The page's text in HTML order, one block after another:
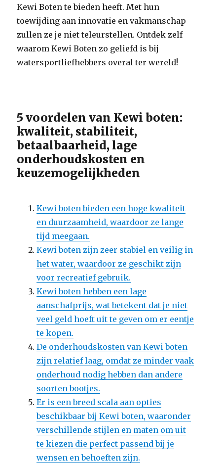
Kewi Boten te bieden heeft. Met hun
toewijding aan innovatie en vakmanschap
zullen ze je niet teleurstellen. Ontdek zelf
waarom Kewi Boten zo geliefd is bij
watersportliefhebbers overal ter wereld!
5 voordelen van Kewi boten:
kwaliteit, stabiliteit,
betaalbaarheid, lage
onderhoudskosten en
keuzemogelijkheden
Kewi boten bieden een hoge kwaliteit
en duurzaamheid, waardoor ze lange
tijd meegaan.
Kewi boten zijn zeer stabiel en veilig in
het water, waardoor ze geschikt zijn
voor recreatief gebruik.
Kewi boten hebben een lage
aanschafprijs, wat betekent dat je niet
veel geld hoeft uit te geven om er eentje
te kopen.
De onderhoudskosten van Kewi boten
zijn relatief laag, omdat ze minder vaak
onderhoud nodig hebben dan andere
soorten bootjes.
Er is een breed scala aan opties
beschikbaar bij Kewi boten, waaronder
verschillende stijlen en maten om uit
te kiezen die perfect passend bij je
wensen en behoeften zijn.